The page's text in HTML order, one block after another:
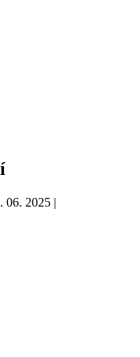
06. 2025 |